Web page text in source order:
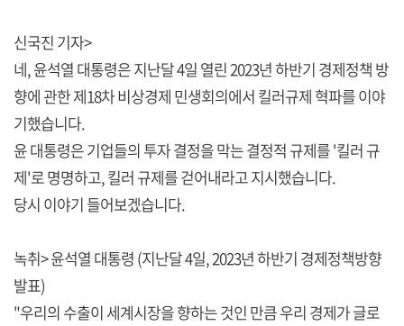
신국진 기자>
네, 윤석열 대통령은 지난달 4일 열린 2023년 하반기 경제정책 방
향에 관한 제18차 비상경제 민생회의에서 킬러규제 혁파를 이야
기했습니다.
윤 대통령은 기업들의 투자 결정을 막는 결정적 규제를 '킬러 규
제'로 명명하고, 킬러 규제를 걷어내라고 지시했습니다.
당시 이야기 들어보겠습니다.
녹취> 윤석열 대통령 (지난달 4일, 2023년 하반기 경제정책방향
발표)
"우리의 수출이 세계시장을 향하는 것인 만큼 우리 경제가 글로